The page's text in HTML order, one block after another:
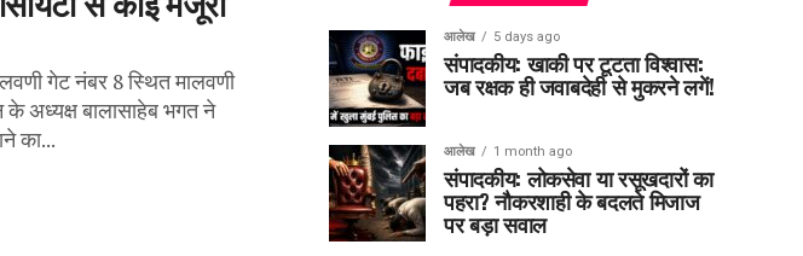
गेट नंबर 8 स्थित मालवणी
अध्यक्ष बालासाहेब भगत ने
का...
आलेख 5 days ago
संपादकीय: खाकी पर टूटता विश्वास:
जब रक्षक ही जवाबदेही से मुकरने लगें!
आलेख 1 month ago
संपादकीय: लोकसेवा या रसूखदारों का
पहरा? नौकरशाही के बदलते मिजाज
पर बड़ा सवाल